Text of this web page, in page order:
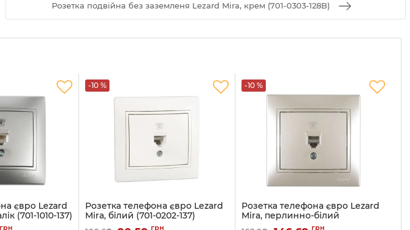
Розетка подвійна без заземленя Lezard Mira, крем (701-0303-128B)
євро Lezard
(701-1010-137)
грн
-10 %
Розетка телефона євро Lezard
Mira, білий (701-0202-137)
Артикул:701-0202-137
грн
-10 %
Розетка телефона євро Lezard
Mira, перлинно-білий
перламутр (701-3030-137)
грн